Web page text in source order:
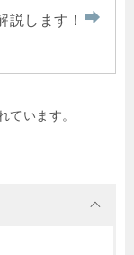
説します！
ています。